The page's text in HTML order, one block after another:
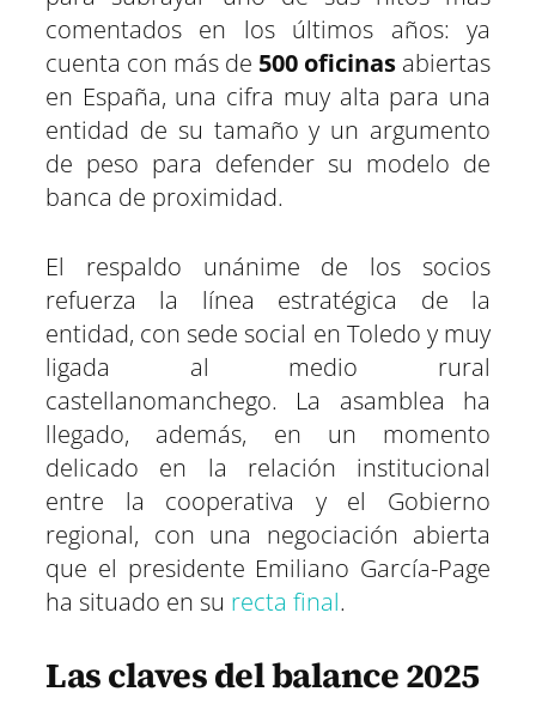
comentados en los últimos años: ya
cuenta con más de 500 oficinas abiertas
en España, una cifra muy alta para una
entidad de su tamaño y un argumento
de peso para defender su modelo de
banca de proximidad.
El respaldo unánime de los socios
refuerza la línea estratégica de la
entidad, con sede social en Toledo y muy
ligada al medio rural
castellanomanchego. La asamblea ha
llegado, además, en un momento
delicado en la relación institucional
entre la cooperativa y el Gobierno
regional, con una negociación abierta
que el presidente Emiliano García-Page
ha situado en su recta final.
Las claves del balance 2025